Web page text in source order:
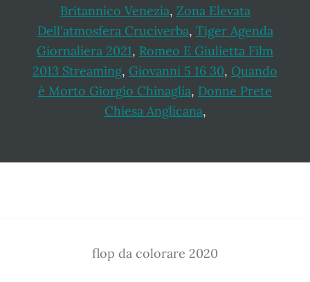
Britannico Venezia, Zona Elevata
Dell'atmosfera Cruciverba, Tiger Agenda
Giornaliera 2021, Romeo E Giulietta Film
2013 Streaming, Giovanni 5 16 30, Quando
è Morto Giorgio Chinaglia, Donne Prete
Chiesa Anglicana,
flop da colorare 2020